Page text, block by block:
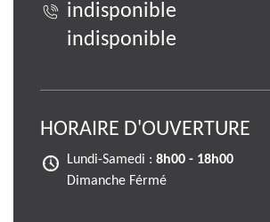
indisponible
indisponible
HORAIRE D'OUVERTURE
Lundi-Samedi : 8h00 - 18h00
Dimanche Férmé